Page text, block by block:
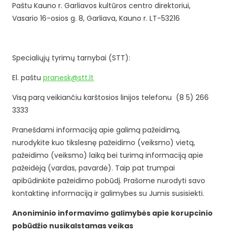
Paštu Kauno r. Garliavos kultūros centro direktoriui,
Vasario 16-osios g. 8, Garliava, Kauno r. LT-53216
Specialiųjų tyrimų tarnybai (STT):
El. paštu pranesk@stt.lt
Visą parą veikiančiu karštosios linijos telefonu (8 5) 266
3333
Pranešdami informaciją apie galimą pažeidimą,
nurodykite kuo tikslesnę pažeidimo (veiksmo) vietą,
pažeidimo (veiksmo) laiką bei turimą informaciją apie
pažeidėją (vardas, pavardė). Taip pat trumpai
apibūdinkite pažeidimo pobūdį. Prašome nurodyti savo
kontaktinę informaciją ir galimybes su Jumis susisiekti.
Anoniminio informavimo galimybės apie korupcinio
pobūdžio nusikalstamas veikas